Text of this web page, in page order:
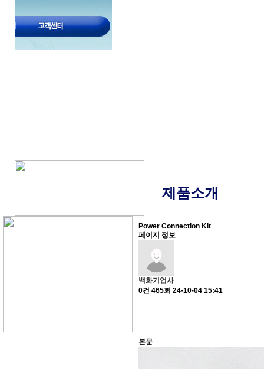
제품소개
Power Connection Kit
페이지 정보
백화기업사
0건 465회 24-10-04 15:41
본문